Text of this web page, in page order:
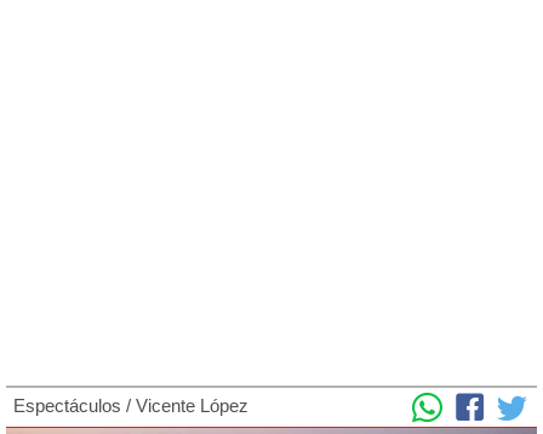
Espectáculos / Vicente López